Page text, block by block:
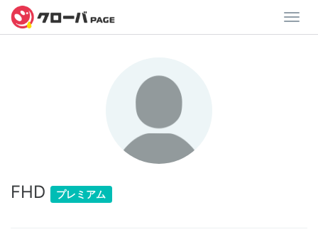
FHD プレミアム